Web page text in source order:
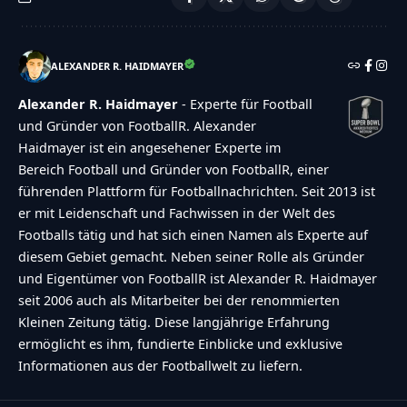
[STRONG]answer[\/STRONG] to what you hear.
Numbers or words:","explanation":"Click or
touch the
[STRONG]ANSWER[\/STRONG]","refresh-
alt":"Refresh\/reload icon","refresh-
title":"Refresh\/reload: get new images and
accessibility option!"},"buttons":
{"anonymous":"Anonym
in with Facebook","google":"Sign in with
Google"},"voting":{"poll-ended":"Die Zeit zum
Abstimmen ist bei dieser Umfrage
abgelaufen","poll-not-started":"Diese Umfrage
ALEXANDER R. HAIDMAYER
Alexander R. Haidmayer - Experte für Football
und Gründer von FootballR. Alexander
Haidmayer ist ein angesehener Experte im
Bereich Football und Gründer von FootballR, einer
führenden Plattform für Footballnachrichten. Seit 2013 ist
er mit Leidenschaft und Fachwissen in der Welt des
Footballs tätig und hat sich einen Namen als Experte auf
diesem Gebiet gemacht. Neben seiner Rolle als Gründer
und Eigentümer von FootballR ist Alexander R. Haidmayer
seit 2006 auch als Mitarbeiter bei der renommierten
Kleinen Zeitung tätig. Diese langjährige Erfahrung
ermöglicht es ihm, fundierte Einblicke und exklusive
Informationen aus der Footballwelt zu liefern.